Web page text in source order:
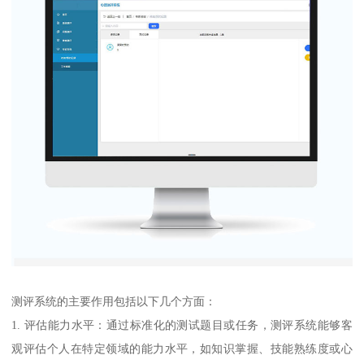
测评系统的主要作用包括以下几个方面：
1. 评估能力水平：通过标准化的测试题目或任务，测评系统能够客
观评估个人在特定领域的能力水平，如知识掌握、技能熟练度或心